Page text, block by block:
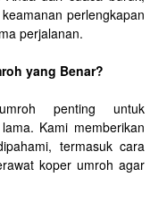
perlengkapan
perjalanan.
yang Benar?
penting untuk
Kami memberikan
termasuk cara
koper umroh agar